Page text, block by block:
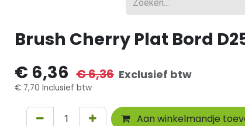
Brush Cherry Plat Bord
€ 6,36 €6,36 Exclusief btw
€ 7,70 Inclusief btw
Aan winkelmandje